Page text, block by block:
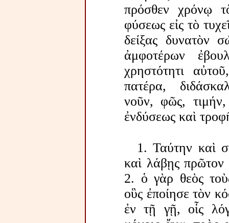
πρόσθεν χρόνῳ
φύσεως εἰς τὸ
δείξας δυνατὸν
ἀμφοτέρων
χρηστότητι
πατέρα,
νοῦν, φῶς,
ἐνδύσεως καὶ
1. Ταύτην καὶ
καὶ λάβῃς
2. ὁ γὰρ θεὸς
οὓς ἐποίησε τὸν
ἐν τῇ γῇ, οἷς